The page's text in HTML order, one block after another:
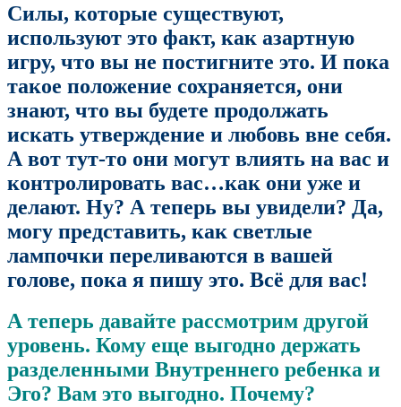
Силы, которые существуют,
используют это факт, как азартную
игру, что вы не постигните это. И пока
такое положение сохраняется, они
знают, что вы будете продолжать
искать утверждение и любовь вне себя.
А вот тут-то они могут влиять на вас и
контролировать вас…как они уже и
делают. Ну? А теперь вы увидели? Да,
могу представить, как светлые
лампочки переливаются в вашей
голове, пока я пишу это. Всё для вас!
А теперь давайте рассмотрим другой
уровень. Кому еще выгодно держать
разделенными Внутреннего ребенка и
Эго? Вам это выгодно. Почему?